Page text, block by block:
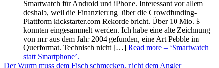
Smartwatch für Android und iPhone. Interessant vor allem
deshalb, weil die Finanzierung über die Crowdfunding-
Plattform kickstarter.com Rekorde bricht. Über 10 Mio. $
konnten eingesammelt werden. Ich habe eine alte Zeichnung
von mir aus dem Jahr 2004 gefunden, eine Art Pebble im
Querformat. Technisch nicht […] Read more – ‘Smartwatch
statt Smartphone’.
Der Wurm muss dem Fisch schmecken, nicht dem Angler